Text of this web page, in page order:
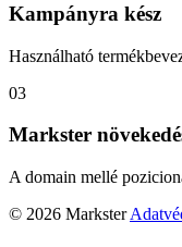
Kampányra kész
Használható
03
Markster
A domain mellé
© 2026 Markster